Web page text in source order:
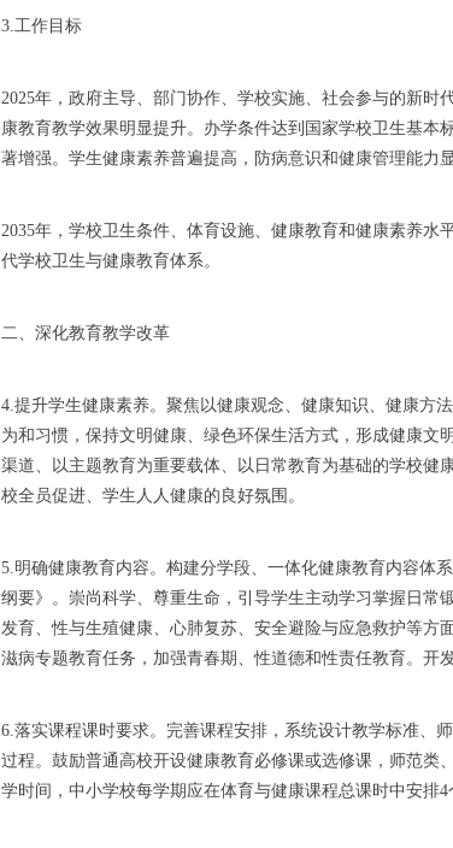
3.工作目标
2025年，政府主导、部门协作、学校实施、社会参与的新
康教育教学效果明显提升。办学条件达到国家学校卫生基本
著增强。学生健康素养普遍提高，防病意识和健康管理能力
2035年，学校卫生条件、体育设施、健康教育和健康素养
代学校卫生与健康教育体系。
二、深化教育教学改革
4.提升学生健康素养。聚焦以健康观念、健康知识、健康方
为和习惯，保持文明健康、绿色环保生活方式，形成健康
渠道、以主题教育为重要载体、以日常教育为基础的学校
校全员促进、学生人人健康的良好氛围。
5.明确健康教育内容。构建分学段、一体化健康教育内容体
纲要》。崇尚科学、尊重生命，引导学生主动学习掌握日常
发育、性与生殖健康、心肺复苏、安全避险与应急救护等
滋病专题教育任务，加强青春期、性道德和性责任教育。开
6.落实课程课时要求。完善课程安排，系统设计教学标准、
过程。鼓励普通高校开设健康教育必修课或选修课，师范类
学时间，中小学校每学期应在体育与健康课程总课时中安排4